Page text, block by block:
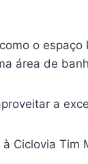
o
área de
a
Ciclovia Tim